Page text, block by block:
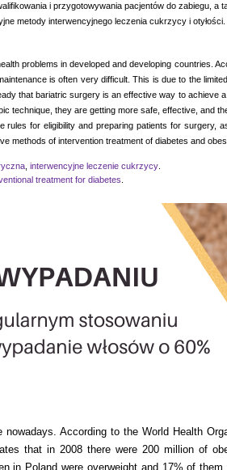
i przygotowywania pacjentów do zabiegu,
metody interwencyjnego leczenia cukrzycy i otyłości.
problems in developed and developing countries.
is often very difficult. This is due to the
that bariatric surgery is an effective way to
technique, they are getting more safe, effective, and
for eligibility and preparing patients for
methods of intervention treatment of diabetes and
interwencyjne leczenie cukrzycy
treatment for diabetes
According to the World Health
that in 2008 there were 200 million of
in Poland were overweight and 17% of